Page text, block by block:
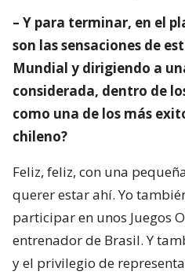
– Y para terminar, en el
son las sensaciones de
Mundial y dirigiendo a
considerada, dentro de
como una de los más
chileno?
Feliz, feliz, con una
querer estar ahí. Yo
participar en unos Juegos
entrenador de Brasil. Y
y el privilegio de